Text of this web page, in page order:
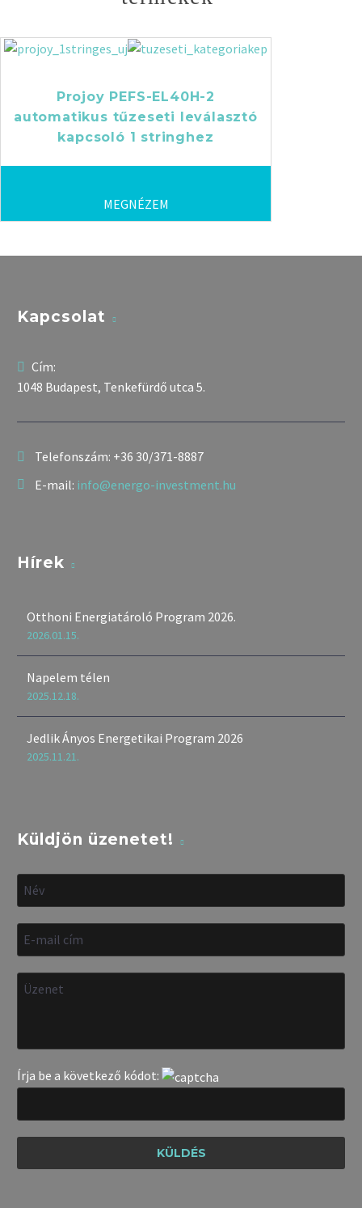
Projoy PEFS-EL40H-2
automatikus tűzeseti leválasztó
kapcsoló 1 stringhez
MEGNÉZEM
Kapcsolat
Cím:
1048 Budapest, Tenkefürdő utca 5.
Telefonszám: +36 30/371-8887
E-mail: info@energo-investment.hu
Hírek
Otthoni Energiatároló Program 2026.
2026.01.15.
Napelem télen
2025.12.18.
Jedlik Ányos Energetikai Program 2026
2025.11.21.
Küldjön üzenetet!
Írja be a következő kódot: